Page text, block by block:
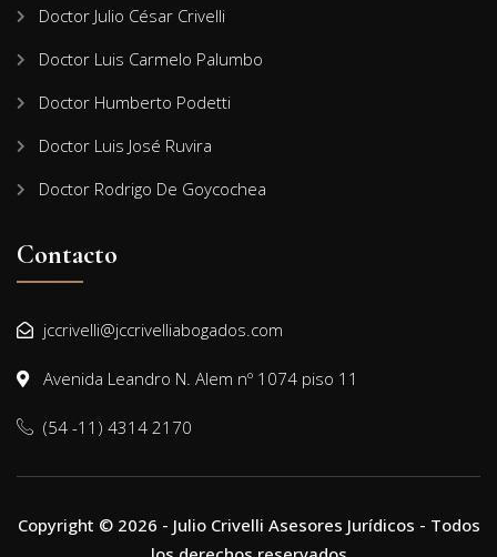
Doctor Julio César Crivelli
Doctor Luis Carmelo Palumbo
Doctor Humberto Podetti
Doctor Luis José Ruvira
Doctor Rodrigo De Goycochea
Contacto
jccrivelli@jccrivelliabogados.com
Avenida Leandro N. Alem nº 1074 piso 11
(54 -11) 4314 2170
Copyright © 2026 - Julio Crivelli Asesores Jurídicos - Todos